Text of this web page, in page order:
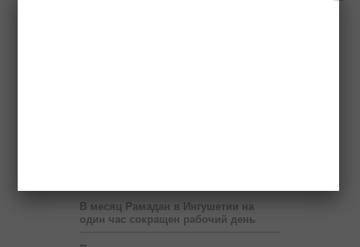
В месяц Рамадан в Ингушетии на
один час сокращен рабочий день